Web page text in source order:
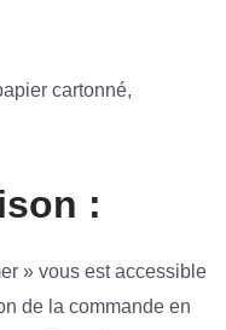
cartonné,
:
» vous est accessible
de la commande en